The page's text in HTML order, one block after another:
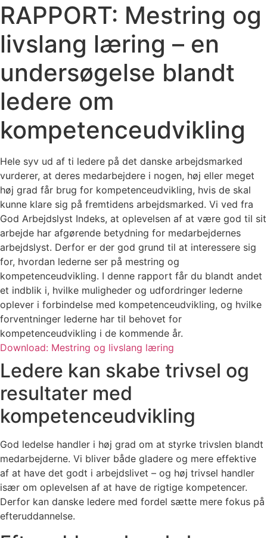
RAPPORT: Mestring og
livslang læring – en
undersøgelse blandt
ledere om
kompetenceudvikling
Hele syv ud af ti ledere på det danske arbejdsmarked
vurderer, at deres medarbejdere i nogen, høj eller meget
høj grad får brug for kompetenceudvikling, hvis de skal
kunne klare sig på fremtidens arbejdsmarked. Vi ved fra
God Arbejdslyst Indeks, at oplevelsen af at være god til sit
arbejde har afgørende betydning for medarbejdernes
arbejdslyst. Derfor er der god grund til at interessere sig
for, hvordan lederne ser på mestring og
kompetenceudvikling. I denne rapport får du blandt andet
et indblik i, hvilke muligheder og udfordringer lederne
oplever i forbindelse med kompetenceudvikling, og hvilke
forventninger lederne har til behovet for
kompetenceudvikling i de kommende år.
Download: Mestring og livslang læring
Ledere kan skabe trivsel og
resultater med
kompetenceudvikling
God ledelse handler i høj grad om at styrke trivslen blandt
medarbejderne. Vi bliver både gladere og mere effektive
af at have det godt i arbejdslivet – og høj trivsel handler
især om oplevelsen af at have de rigtige kompetencer.
Derfor kan danske ledere med fordel sætte mere fokus på
efteruddannelse.